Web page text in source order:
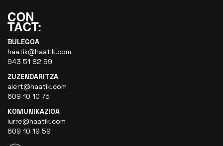
BULEGOA
haatik@haatik.com
943 51 82 99
ZUZENDARITZA
aiert@haatik.com
609 10 10 75
KOMUNIKAZIOA
iurre@haatik.com
609 10 19 59